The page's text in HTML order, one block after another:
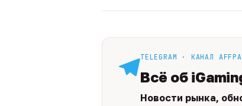
TELEGRAM · КАНАЛ
Всё об
Новости рынка,